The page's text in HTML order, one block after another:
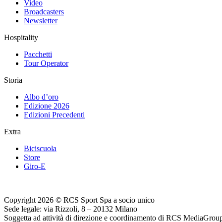
Video
Broadcasters
Newsletter
Hospitality
Pacchetti
Tour Operator
Storia
Albo d’oro
Edizione 2026
Edizioni Precedenti
Extra
Biciscuola
Store
Giro-E
Copyright 2026 © RCS Sport Spa a socio unico
Sede legale: via Rizzoli, 8 – 20132 Milano
Soggetta ad attività di direzione e coordinamento di RCS